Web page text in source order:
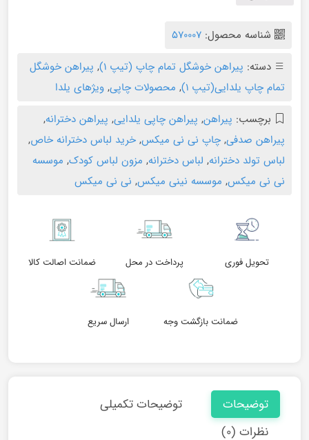
شناسه محصول: 570007
دسته: پیراهن خوشگل تمام چاپ (تیپ ۱) , پیراهن خوشگل
تمام چاپ یلدایی(تیپ ۱)
, محصولات چاپی, ویژهای یلدا
برچسب: پیراهن, پیراهن چاپی یلدایی, پیراهن دخترانه,
پیراهن صدفی, چاپ نی نی میکس, خرید لباس دخترانه خاص,
لباس تولد دخترانه, لباس دخترانه, مزون لباس کودک, موسسه
نی نی میکس, موسسه نینی میکس, نی نی میکس
تحویل فوری پرداخت در محل ضمانت اصالت کالا
ضمانت بازگشت وجه ارسال سریع
توضیحات
توضیحات تکمیلی
نظرات (۰)